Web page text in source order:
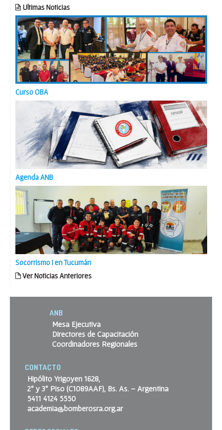
Ultimas Noticias
Curso OBA
Agenda ANB
Socorrismo I en Tucumán
Ver Noticias Anteriores
ANB
Mesa Ejecutiva
Directores de Capacitación
Coordinadores Regionales
CONTACTO
Hipólito Yrigoyen 1628,
2º y 3º Piso (C1089AAF), Bs. As. – Argentina
5411 4124 5550
academia@bomberosra.org.ar